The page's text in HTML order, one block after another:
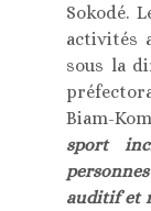
Sokodé.
activités
sous la
Biam-
sport
auditif et